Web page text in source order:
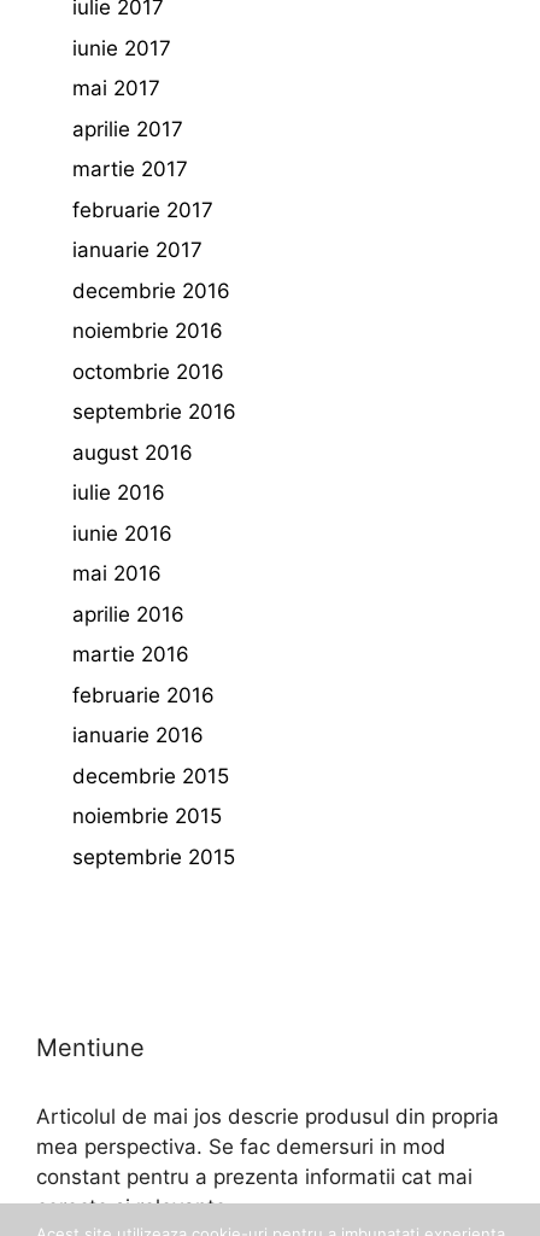
iulie 2017
iunie 2017
mai 2017
aprilie 2017
martie 2017
februarie 2017
ianuarie 2017
decembrie 2016
noiembrie 2016
octombrie 2016
septembrie 2016
august 2016
iulie 2016
iunie 2016
mai 2016
aprilie 2016
martie 2016
februarie 2016
ianuarie 2016
decembrie 2015
noiembrie 2015
septembrie 2015
Mentiune
Articolul de mai jos descrie produsul din propria
mea perspectiva. Se fac demersuri in mod
constant pentru a prezenta informatii cat mai
corecte si relevante.